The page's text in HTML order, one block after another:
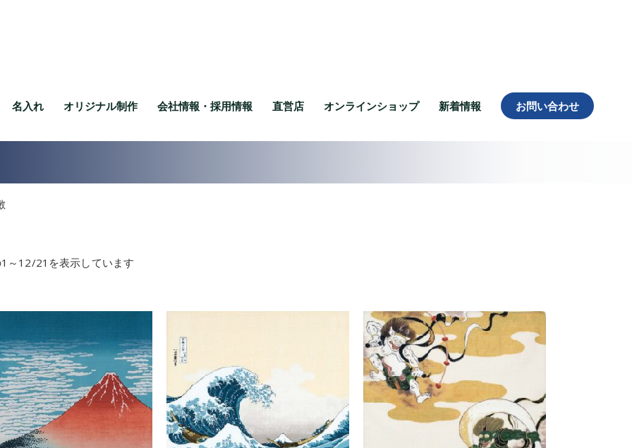
名入れ オリジナル制作 会社情報・採用情報 直営店 オンラインショップ 新着情報 お問い合わせ
～12/21を表示しています